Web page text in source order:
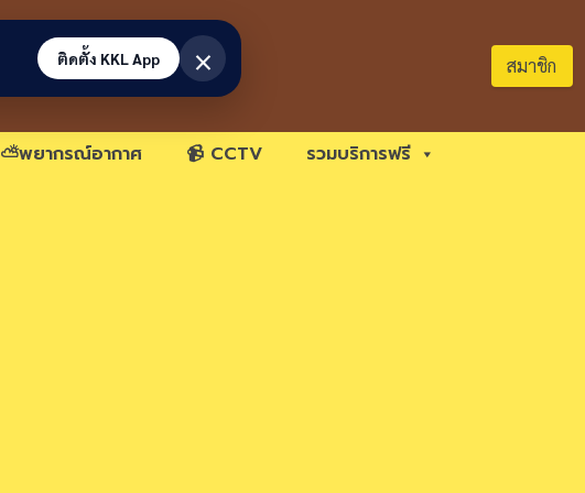
สมาชิก
⛅พยากรณ์อากาศ 📹 CCTV รวมบริการฟรี
ติดตั้ง KKL App ×